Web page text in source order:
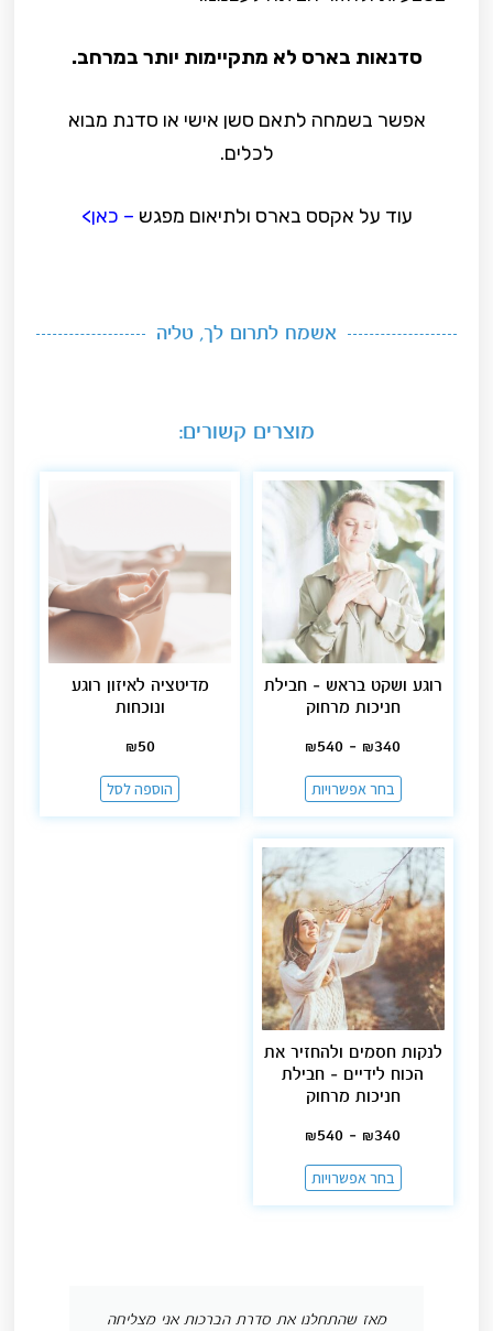
סדנאות בארס לא מתקיימות יותר במרחב.
אפשר בשמחה לתאם סשן אישי או סדנת מבוא
לכלים.
עוד על אקסס בארס ולתיאום מפגש – כאן>
אשמח לתרום לך, טליה
מוצרים קשורים:
רוגע ושקט בראש – חבילת
חניכות מרחוק
₪340
–
₪540
בחר אפשרויות
מדיטציה לאיזון רוגע
ונוכחות
₪50
הוספה לסל
לנקות חסמים ולהחזיר את
הכוח לידיים – חבילת
חניכות מרחוק
₪340
–
₪540
בחר אפשרויות
מאז שהתחלנו את סדרת הברכות אני מצליחה